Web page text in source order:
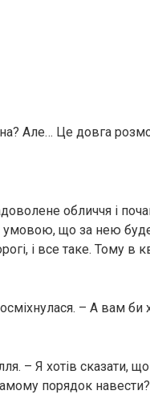
Але… Це довга
обличчя і
умовою, що за нею
і все таке. Тому в
– А вам би
– Я хотів сказати,
порядок